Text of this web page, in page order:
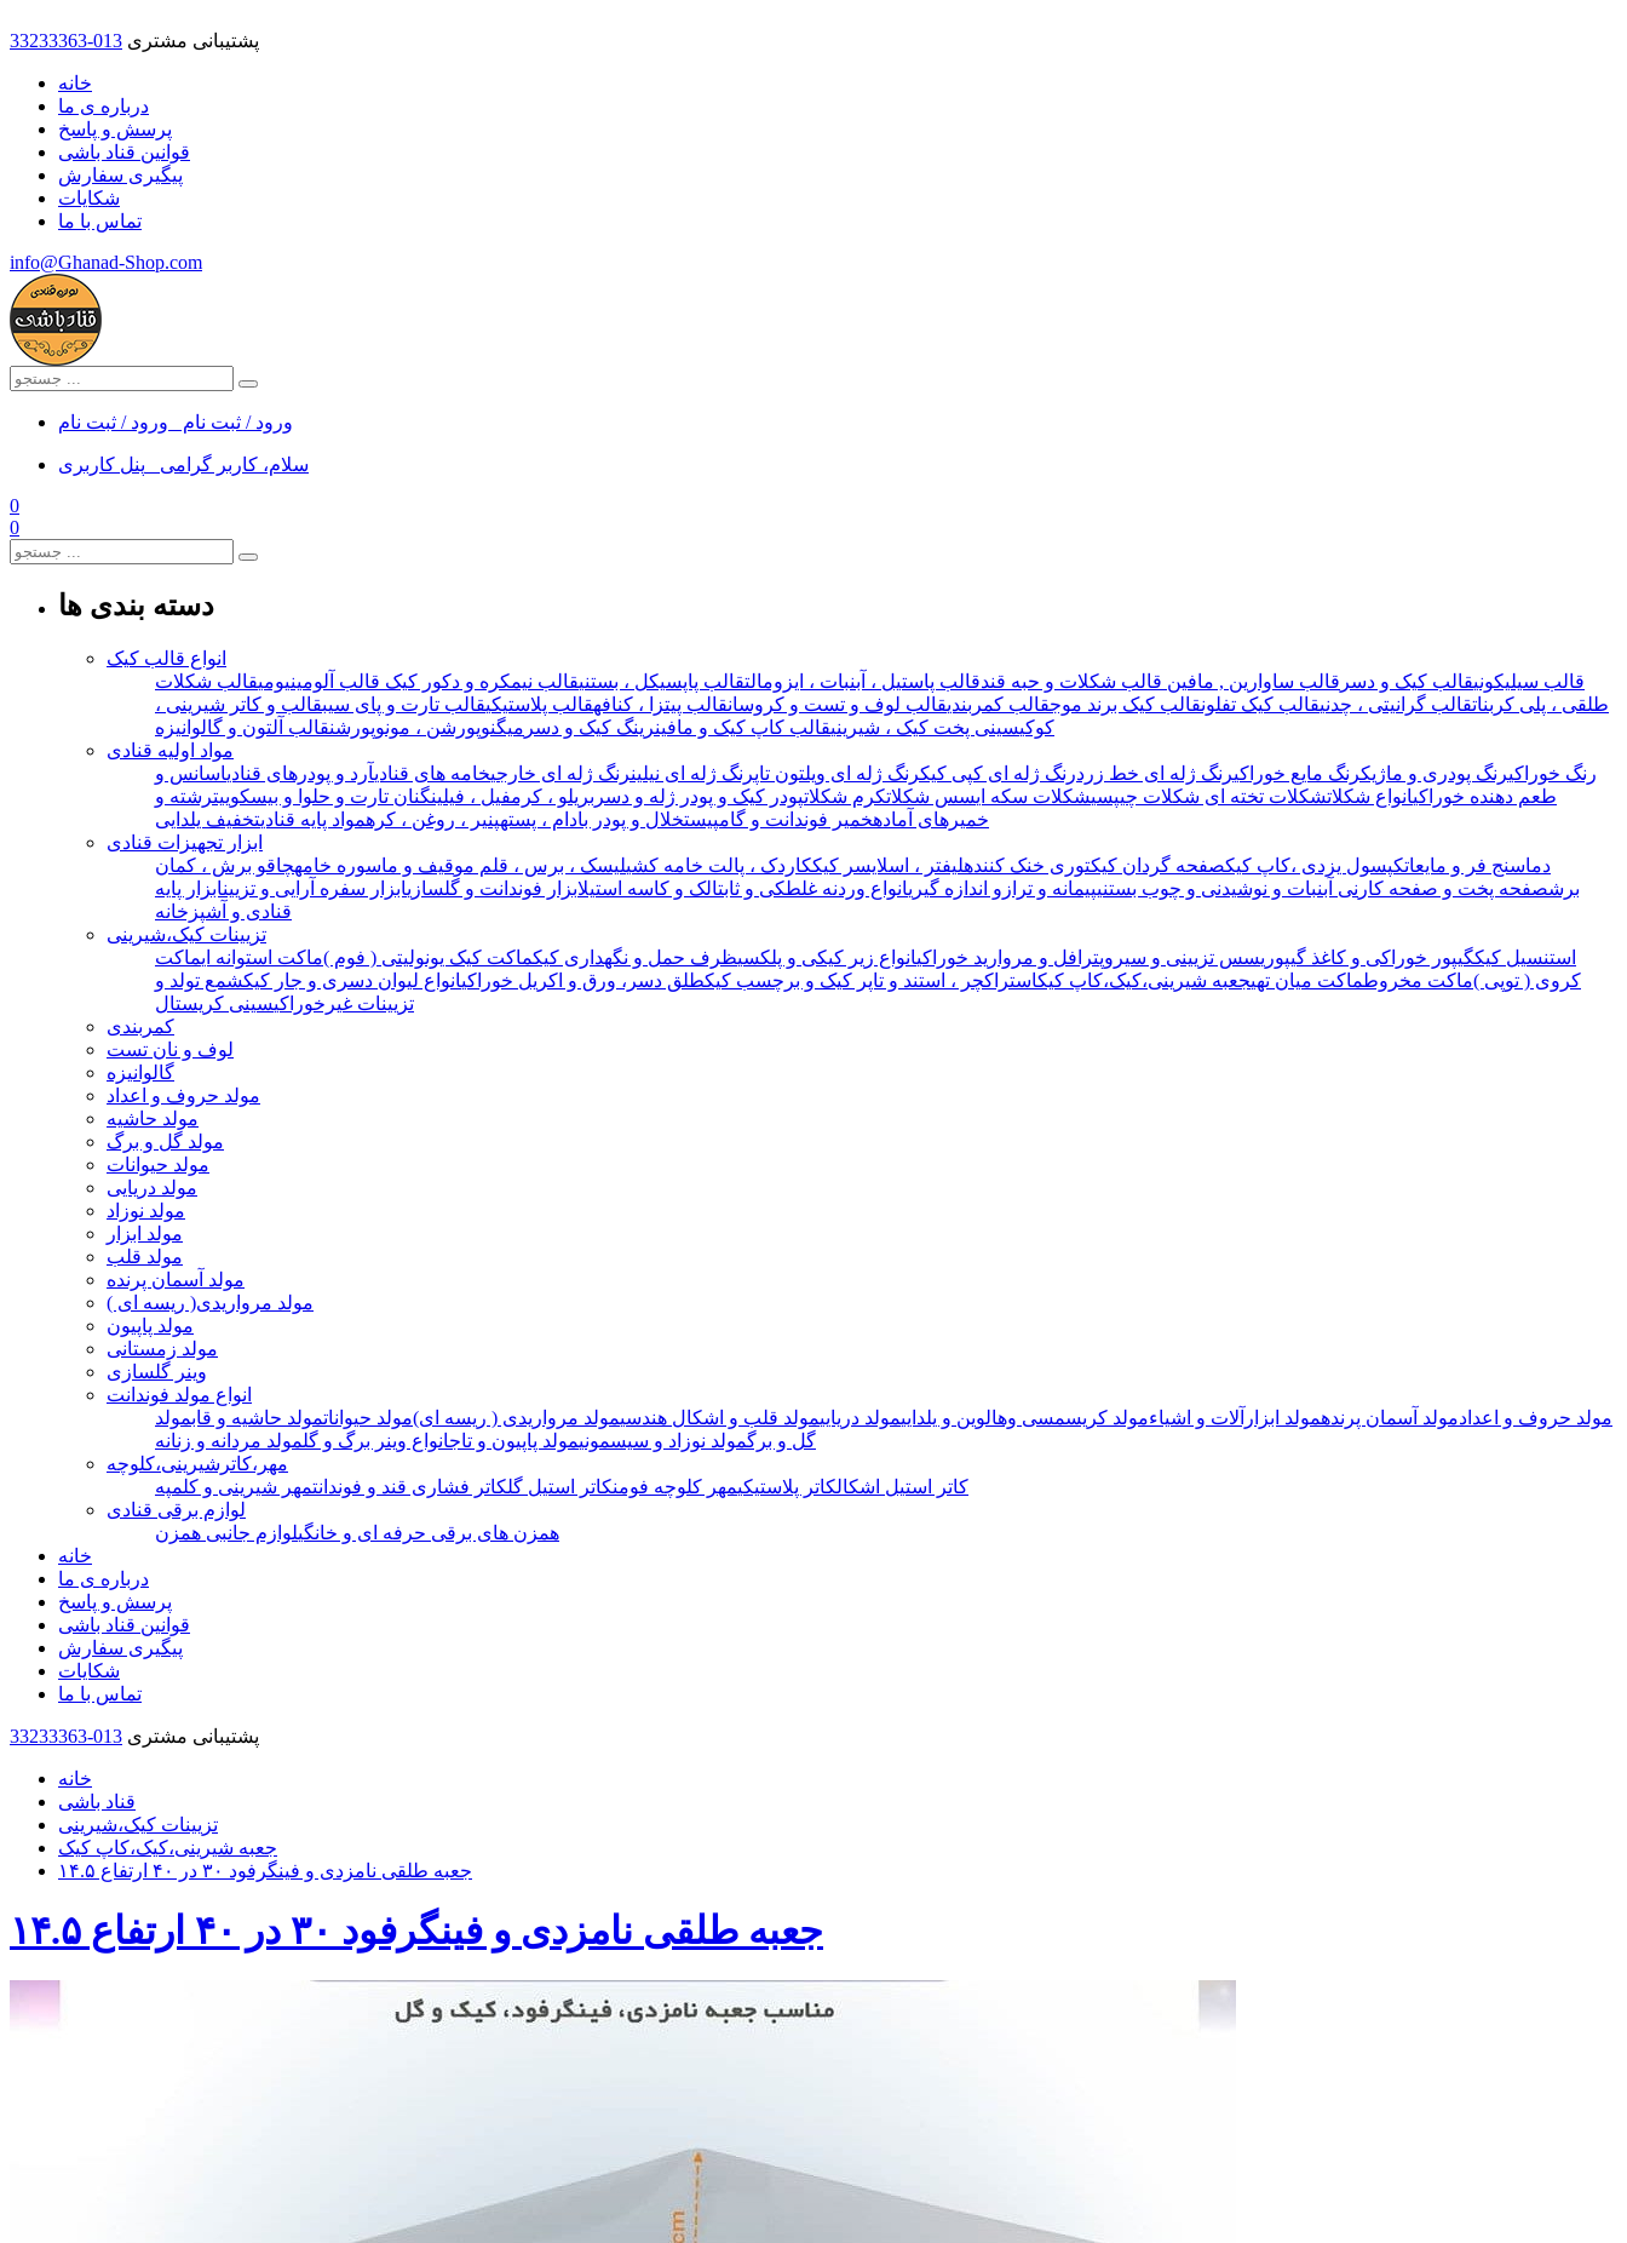
33233363-013 پشتیبانی مشتری
خانه
درباره ی ما
پرسش و پاسخ
قوانین قناد باشی
پیگیری سفارش
شکایات
تماس با ما
info@Ghanad-Shop.com
ورود / ثبت نام ورود / ثبت نام
سلام، کاربر گرامی
پنل کاربری
0
0
دسته بندی ها
انواع قالب کیک
قالب سیلیکونیقالب کیک و دسر قالب ساوارین , مافین قالب شکلات و حبه قندقالب پاستیل ، آبنبات ، ایزومالتقالب پاپسیکل ، بستنیقالب نیمکره و دکور کیک قالب آلومینیومیقالب شکلات
طلقی ، پلی کربناتقالب گرانیتی ، چدنیقالب کیک تفلونقالب کیک برند موجقالب کمربندیقالب لوف و تست و کروسانقالب پیتزا ، کنافهقالب پلاستیکیقالب تارت و پای سیبقالب و کاتر شیرینی ،
کوکیسینی پخت کیک ، شیرینیقالب کاپ کیک و مافینرینگ کیک و دسر میگنوپورشن ، مونوپورشنقالب آلتون و گالوانیزه
مواد اولیه قنادی
رنگ خوراکیرنگ پودری و ماژیکرنگ مایع خوراکیرنگ ژله ای خط زردرنگ ژله ای کپی کیکرنگ ژله ای ویلتون تاپرنگ ژله ای نیلینرنگ ژله ای خارجیخامه های قنادیآرد و پودرهای قنادیاسانس و
طعم دهنده خوراکیانواع شکلاتشکلات تخته ای شکلات چیپسیشکلات سکه ایسس شکلاتکرم شکلاتپودر کیک و پودر ژله و دسر بریلو ، کرمفیل ، فیلینگنان تارت و حلوا و بیسکوییترشته و
خمیرهای آمادهخمیر فوندانت و گامپیستخلال و پودر بادام ، پستهپنیر ، روغن ، کرهمواد پایه قنادیتخفیف یلدایی
ابزار تجهیزات قنادی
دماسنج فر و مایعاتکپسول یزدی ،کاپ کیکصفحه گردان کیکتوری خنک کنندهلیفتر ، اسلایسر کیککاردک ، پالت خامه کشیلیسک ، برس ، قلم موقیف و ماسوره خامهچاقو برش ، کمان
برشصفحه پخت و صفحه کار نی آبنبات و نوشیدنی و چوب بستنیپیمانه و ترازو اندازه گیریانواع وردنه غلطکی و ثابتالک و کاسه استیلابزار فوندانت و گلسازیابزار سفره آرایی و تزیینابزار پایه
قنادی و آشپزخانه
تزیینات کیک،شیرینی
استنسیل کیکگیپور خوراکی و کاغذ گیپوریسس تزیینی و سیروپترافل و مروارید خوراکیانواع زیر کیکی و پلکسیظرف حمل و نگهداری کیکماکت کیک یونولیتی ( فوم )ماکت استوانه ایماکت
کروی ( توپی )ماکت مخروطماکت میان تهیجعبه شیرینی،کیک،کاپ کیکاستراکچر ، استند و تاپر کیک و برچسب کیکطلق دسر، ورق و اکریل خوراکیانواع لیوان دسری و جار کیکشمع تولد و
تزیینات غیرخوراکیسینی کریستال
کمربندی
لوف و نان تست
گالوانیزه
مولد حروف و اعداد
مولد حاشیه
مولد گل و برگ
مولد حیوانات
مولد دریایی
مولد نوزاد
مولد ابزار
مولد قلب
مولد آسمان پرنده
مولد مرواریدی( ریسه ای )
مولد پاپیون
مولد زمستانی
وینر گلسازی
انواع مولد فوندانت
مولد حروف و اعدادمولد آسمان پرندهمولد ابزارآلات و اشیاءمولد کریسمسی وهالوین و یلداییمولد دریاییمولد قلب و اشکال هندسیمولد مرواریدی ( ریسه ای)مولد حیواناتمولد حاشیه و قابمولد
گل و برگمولد نوزاد و سیسمونیمولد پاپیون و تاجانواع وینر برگ و گلمولد مردانه و زنانه
مهر،کاترشیرینی،کلوچه
کاتر استیل اشکالکاتر پلاستیکیمهر کلوچه فومنکاتر استیل گلکاتر فشاری قند و فوندانتمهر شیرینی و کلمپه
لوازم برقی قنادی
همزن های برقی حرفه ای و خانگیلوازم جانبی همزن
خانه
درباره ی ما
پرسش و پاسخ
قوانین قناد باشی
پیگیری سفارش
شکایات
تماس با ما
33233363-013 پشتیبانی مشتری
خانه
قناد باشی
تزیینات کیک،شیرینی
جعبه شیرینی،کیک،کاپ کیک
جعبه طلقی نامزدی و فینگرفود ۳۰ در ۴۰ ارتفاع ۱۴.۵
جعبه طلقی نامزدی و فینگرفود ۳۰ در ۴۰ ارتفاع ۱۴.۵